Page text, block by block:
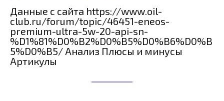
Данные с сайта https://www.oil-
club.ru/forum/topic/46451-eneos-
premium-ultra-5w-20-api-sn-
%D1%81%D0%B2%D0%B5%D0%B6%D0%B
5%D0%B5/ Анализ Плюсы и минусы
Артикулы